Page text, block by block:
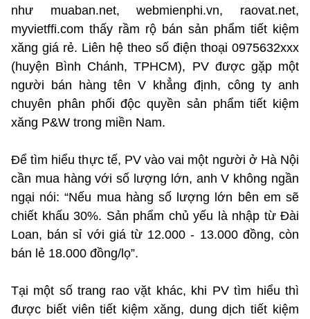
như muaban.net, webmienphi.vn, raovat.net,
myvietffi.com thấy rầm rộ bán sản phẩm tiết kiệm
xăng giá rẻ. Liên hệ theo số điện thoại 0975632xxx
(huyện Bình Chánh, TPHCM), PV được gặp một
người bán hàng tên V khẳng định, công ty anh
chuyên phân phối độc quyền sản phẩm tiết kiệm
xăng P&W trong miền Nam.
Để tìm hiểu thực tế, PV vào vai một người ở Hà Nội
cần mua hàng với số lượng lớn, anh V không ngần
ngại nói: “Nếu mua hàng số lượng lớn bên em sẽ
chiết khấu 30%. Sản phẩm chủ yếu là nhập từ Đài
Loan, bán sỉ với giá từ 12.000 - 13.000 đồng, còn
bán lẻ 18.000 đồng/lọ”.
Tại một số trang rao vặt khác, khi PV tìm hiểu thì
được biết viên tiết kiệm xăng, dung dịch tiết kiệm